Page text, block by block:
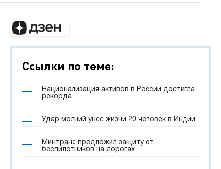
Ссылки по теме:
Национализация активов в России достигла
рекорда
Удар молний унес жизни 20 человек в Индии
Минтранс предложил защиту от
беспилотников на дорогах